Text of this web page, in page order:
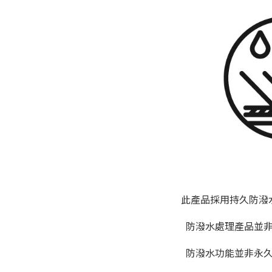
此產品採用持久防
防潑水處理產品並
防潑水功能並非永